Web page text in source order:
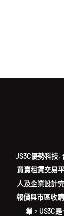
US3C優勢科技
買賣租賃交易
人及企業設計
報價與市區收
業，US3C